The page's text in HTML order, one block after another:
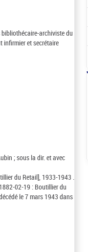
archiviste du
infirmier et secrétaire
; sous la dir. et avec
du Retail], 1933-1943 .
02-19 : Boutillier du
le 7 mars 1943 dans